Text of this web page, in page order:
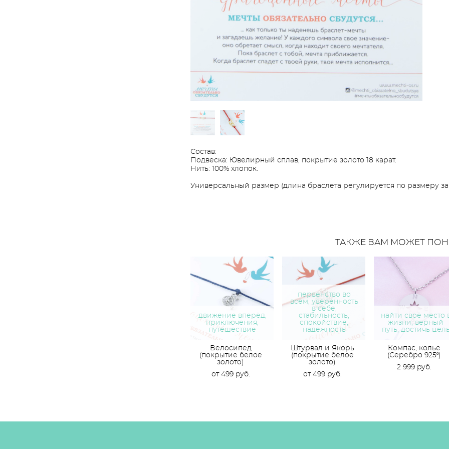
Состав:
Подвеска: Ювелирный сплав, покрытие золото 18 карат.
Нить: 100% хлопок.
Универсальный размер (длина браслета регулируется по размеру
ТАКЖЕ ВАМ МОЖЕТ
движение вперёд,
приключения,
путешествие
Велосипед
(покрытие белое
золото)
от 499 pуб.
первенство во
всём, уверенность
в себе,
стабильность,
спокойствие,
надежность
Штурвал и Якорь
(покрытие белое
золото)
от 499 pуб.
найти своё место
жизни, верный
путь, достичь
Компас, колье
(Серебро 925º)
2 999 pуб.